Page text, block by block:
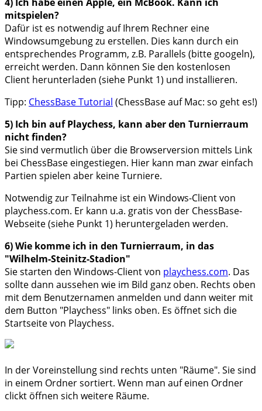
mitspielen?
Dafür ist es notwendig auf Ihrem Rechner eine
Windowsumgebung zu erstellen. Dies kann durch ein
entsprechendes Programm, z.B. Parallels (bitte googeln),
erreicht werden. Dann können Sie den kostenlosen
Client herunterladen (siehe Punkt 1) und installieren.
Tipp: ChessBase Tutorial (ChessBase auf Mac: so geht es!)
5) Ich bin auf Playchess, kann aber den Turnierraum
nicht finden?
Sie sind vermutlich über die Browserversion mittels Link
bei ChessBase eingestiegen. Hier kann man zwar einfach
Partien spielen aber keine Turniere.
Notwendig zur Teilnahme ist ein Windows-Client von
playchess.com. Er kann u.a. gratis von der ChessBase-
Webseite (siehe Punkt 1) heruntergeladen werden.
6) Wie komme ich in den Turnierraum, in das
"Wilhelm-Steinitz-Stadion"
Sie starten den Windows-Client von playchess.com. Das
sollte dann aussehen wie im Bild ganz oben. Rechts oben
mit dem Benutzernamen anmelden und dann weiter mit
dem Button "Playchess" links oben. Es öffnet sich die
Startseite von Playchess.
In der Voreinstellung sind rechts unten "Räume". Sie sind
in einem Ordner sortiert. Wenn man auf einen Ordner
clickt öffnen sich weitere Räume.